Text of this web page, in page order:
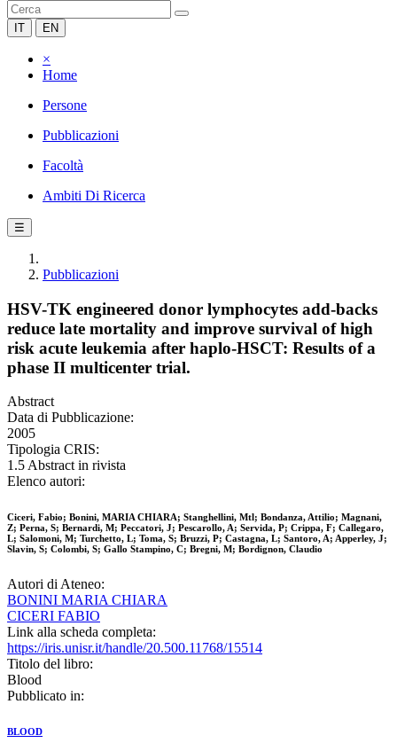
IT EN
×
Home
Persone
Pubblicazioni
Facoltà
Ambiti Di Ricerca
☰
Pubblicazioni
HSV-TK engineered donor lymphocytes add-backs
reduce late mortality and improve survival of high
risk acute leukemia after haplo-HSCT: Results of a
phase II multicenter trial.
Abstract
Data di Pubblicazione:
2005
Tipologia CRIS:
1.5 Abstract in rivista
Elenco autori:
Ciceri, Fabio; Bonini, MARIA CHIARA; Stanghellini, Mtl; Bondanza, Attilio; Magnani,
Z; Perna, S; Bernardi, M; Peccatori, J; Pescarollo, A; Servida, P; Crippa, F; Callegaro,
L; Salomoni, M; Turchetto, L; Toma, S; Bruzzi, P; Castagna, L; Santoro, A; Apperley, J;
Slavin, S; Colombi, S; Gallo Stampino, C; Bregni, M; Bordignon, Claudio
Autori di Ateneo:
BONINI MARIA CHIARA
CICERI FABIO
Link alla scheda completa:
https://iris.unisr.it/handle/20.500.11768/15514
Titolo del libro:
Blood
Pubblicato in:
BLOOD